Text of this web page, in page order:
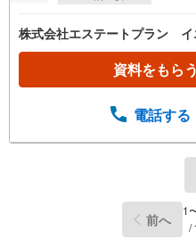
株式会社エステートプラン イ
資料をもらう
電話する
前へ 1
/